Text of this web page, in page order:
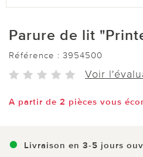
Parure de lit
Référence : 3954500
Voir
A partir de 2 pièces vous
Livraison en 3-5 jours